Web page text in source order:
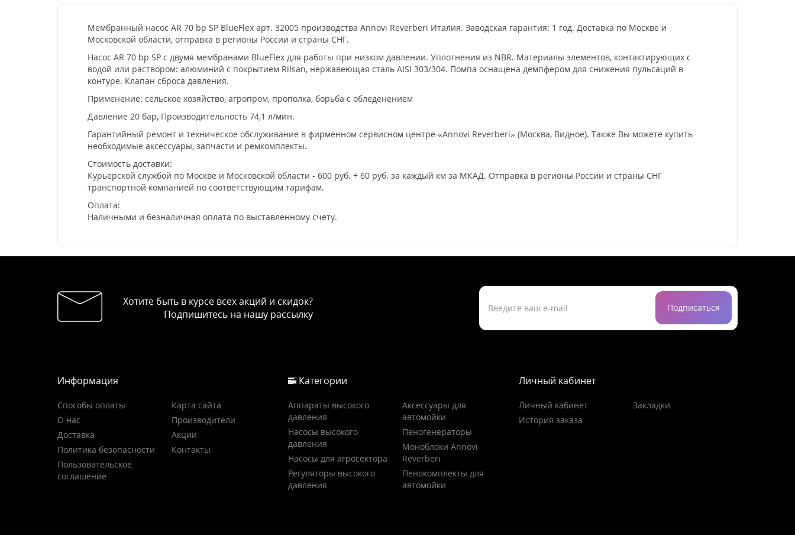
Мембранный насос AR 70 bp SP BlueFlex арт. 32005 производства Annovi Reverberi Италия. Заводская гарантия: 1 год. Доставка по Москве и
Московской области, отправка в регионы России и страны СНГ.
Насос AR 70 bp SP с двумя мембранами BlueFlex для работы при низком давлении. Уплотнения из NBR. Материалы элементов, контактирующих с
водой или раствором: алюминий с покрытием Rilsan, нержавеющая сталь AISI 303/304. Помпа оснащена демпфером для снижения пульсаций в
контуре. Клапан сброса давления.
Применение: сельское хозяйство, агропром, прополка, борьба с обледенением
Давление 20 бар, Производительность 74,1 л/мин.
Гарантийный ремонт и техническое обслуживание в фирменном сервисном центре «Annovi Reverberi» (Москва, Видное). Также Вы можете купить
необходимые аксессуары, запчасти и ремкомплекты.
Стоимость доставки:
Курьерской службой по Москве и Московской области - 600 руб. + 60 руб. за каждый км за МКАД. Отправка в регионы России и страны СНГ
транспортной компанией по соответствующим тарифам.
Оплата:
Наличными и безналичная оплата по выставленному счету.
Хотите быть в курсе всех акций и скидок?
Подпишитесь на нашу рассылку
Подписаться
Информация
Способы оплаты
О нас
Доставка
Политика безопасности
Пользовательское
соглашение
Карта сайта
Производители
Акции
Контакты
Категории
Аппараты высокого
давления
Насосы высокого
давления
Насосы для агросектора
Регуляторы высокого
давления
Аксессуары для
автомойки
Пеногенераторы
Моноблоки Annovi
Reverberi
Пенокомплекты для
автомойки
Личный кабинет
Личный кабинет
История заказа
Закладки